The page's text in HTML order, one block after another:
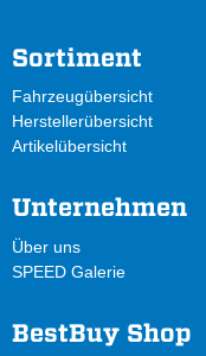
Sortiment
Fahrzeugübersicht
Herstellerübersicht
Artikelübersicht
Unternehmen
Über uns
SPEED Galerie
BestBuy Shop